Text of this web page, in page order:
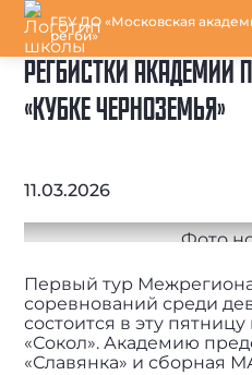
ГБУ ДО «Московская
регби»
РЕГБИСТКИ АКАДЕМИИ
«КУБКЕ ЧЕРНОЗЕМЬЯ»
11.03.2026
Первый тур
соревнований среди
состоится в эту
«Сокол». Академию
«Славянка» и сборная